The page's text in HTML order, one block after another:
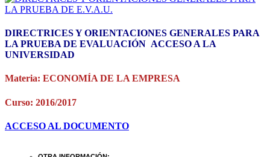
DIRECTRICES Y ORIENTACIONES GENERALES PARA
LA PRUEBA DE EVALUACIÓN ACCESO A LA
UNIVERSIDAD
Materia: ECONOMÍA DE LA EMPRESA
Curso: 2016/2017
ACCESO AL DOCUMENTO